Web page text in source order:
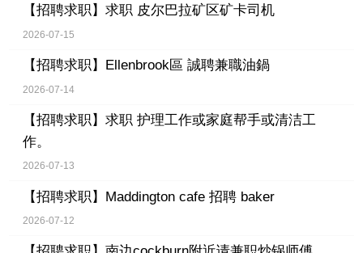
【招聘求职】 求职 皮尔巴拉矿区矿卡司机
2026-07-15
【招聘求职】 Ellenbrook區 誠聘兼職油鍋
2026-07-14
【招聘求职】 求职 护理工作或家庭帮手或清洁工
作。
2026-07-13
【招聘求职】 Maddington cafe 招聘 baker
2026-07-12